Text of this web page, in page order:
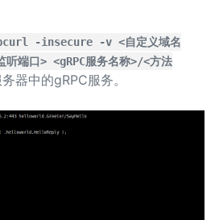
-insecure -v <自定义域名
听端口> <gRPC服务名称>/<方法
器中的gRPC服务。